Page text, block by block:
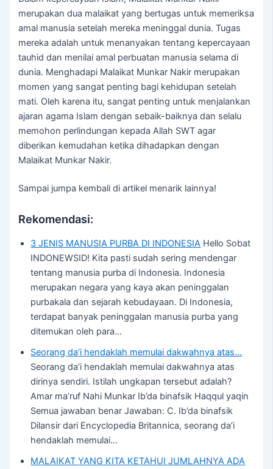
merupakan dua malaikat yang bertugas untuk memeriksa
amal manusia setelah mereka meninggal dunia. Tugas
mereka adalah untuk menanyakan tentang kepercayaan
tauhid dan menilai amal perbuatan manusia selama di
dunia. Menghadapi Malaikat Munkar Nakir merupakan
momen yang sangat penting bagi kehidupan setelah
mati. Oleh karena itu, sangat penting untuk menjalankan
ajaran agama Islam dengan sebaik-baiknya dan selalu
memohon perlindungan kepada Allah SWT agar
diberikan kemudahan ketika dihadapkan dengan
Malaikat Munkar Nakir.
Sampai jumpa kembali di artikel menarik lainnya!
Rekomendasi:
3 JENIS MANUSIA PURBA DI INDONESIA Hello Sobat
INDONEWSID! Kita pasti sudah sering mendengar
tentang manusia purba di Indonesia. Indonesia
merupakan negara yang kaya akan peninggalan
purbakala dan sejarah kebudayaan. Di Indonesia,
terdapat banyak peninggalan manusia purba yang
ditemukan oleh para…
Seorang da’i hendaklah memulai dakwahnya atas…
Seorang da’i hendaklah memulai dakwahnya atas
dirinya sendiri. Istilah ungkapan tersebut adalah?
Amar ma’ruf Nahi Munkar Ib’da binafsik Haqqul yaqin
Semua jawaban benar Jawaban: C. Ib’da binafsik
Dilansir dari Encyclopedia Britannica, seorang da’i
hendaklah memulai…
MALAIKAT YANG KITA KETAHUI JUMLAHNYA ADA